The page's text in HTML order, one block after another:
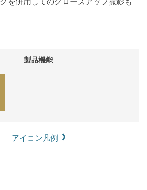
製品機能
アイコン凡例